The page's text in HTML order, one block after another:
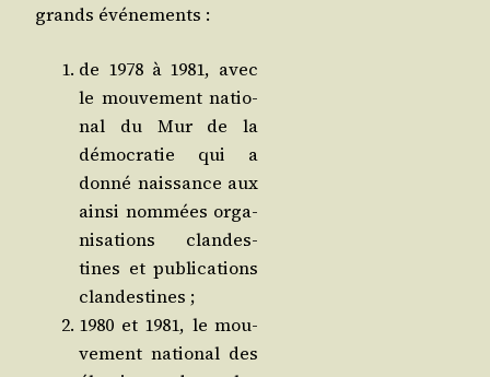
grands événements :
de 1978 à 1981, avec
le mou­ve­ment natio­
nal du Mur de la
démo­cra­tie qui a
don­né nais­sance aux
ain­si nom­mées orga­
ni­sa­tions clan­des­
tines et publi­ca­tions
clandestines ;
1980 et 1981, le mou­
ve­ment natio­nal des